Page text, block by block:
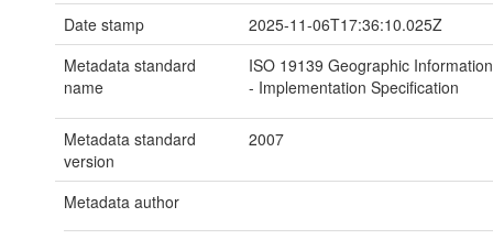
Date stamp
2025-11-06T17:36:10.025Z
Metadata standard
name
ISO 19139 Geographic
- Implementation Specification
Metadata standard
version
2007
Metadata author